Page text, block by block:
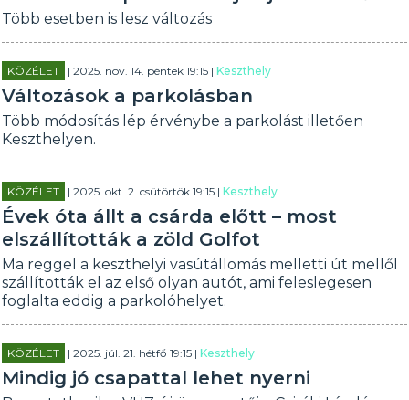
Több esetben is lesz változás
KÖZÉLET | 2025. nov. 14. péntek 19:15 |Keszthely
Változások a parkolásban
Több módosítás lép érvénybe a parkolást illetően
Keszthelyen.
KÖZÉLET | 2025. okt. 2. csütörtök 19:15 |Keszthely
Évek óta állt a csárda előtt – most
elszállították a zöld Golfot
Ma reggel a keszthelyi vasútállomás melletti út mellől
szállították el az első olyan autót, ami feleslegesen
foglalta eddig a parkolóhelyet.
KÖZÉLET | 2025. júl. 21. hétfő 19:15 |Keszthely
Mindig jó csapattal lehet nyerni